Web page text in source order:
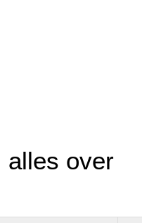
alles over